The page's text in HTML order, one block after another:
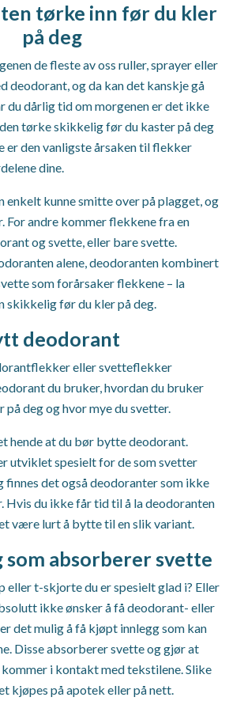
tørke inn før du kler
på deg
de fleste av oss ruller, sprayer eller
deodorant, og da kan det kanskje gå
du dårlig tid om morgenen er det ikke
tørke skikkelig før du kaster på deg
er den vanligste årsaken til flekker
dine.
enkelt kunne smitte over på plagget, og
For andre kommer flekkene fra en
og svette, eller bare svette.
alene, deodoranten kombinert
som forårsaker flekkene – la
skikkelig før du kler på deg.
deodorant
eller svetteflekker
du bruker, hvordan du bruker
på deg og hvor mye du svetter.
hende at du bør bytte deodorant.
utviklet spesielt for de som svetter
finnes det også deodoranter som ikke
Hvis du ikke får tid til å la deodoranten
være lurt å bytte til en slik variant.
som absorberer svette
eller t-skjorte du er spesielt glad i? Eller
ikke ønsker å få deodorant- eller
det mulig å få kjøpt innlegg som kan
Disse absorberer svette og gjør at
i kontakt med tekstilene. Slike
kjøpes på apotek eller på nett.